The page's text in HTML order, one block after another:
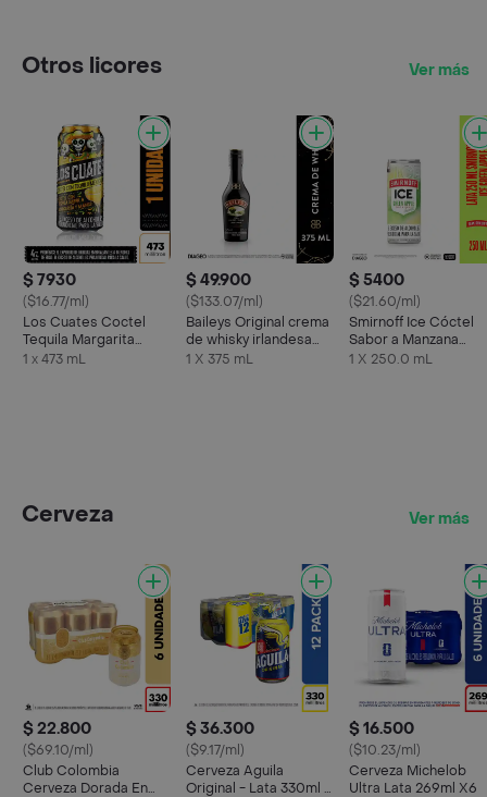
Otros licores Ver más
$ 7930
($16.77/ml)
Los Cuates Coctel
Tequila Margarita
Mango
1 x 473 mL
$ 49.900
($133.07/ml)
Baileys Original crema
de whisky irlandesa
375 ml
1 X 375 mL
$ 5400
($21.60/ml)
Smirnoff Ice Cóctel
Sabor a Manzana
Verde
1 X 250.0 mL
Cerveza Ver más
$ 22.800
($69.10/ml)
Club Colombia
Cerveza Dorada En
$ 36.300
($9.17/ml)
Cerveza Aguila
Original - Lata 330ml x
$ 16.500
($10.23/ml)
Cerveza Michelob
Ultra Lata 269ml X6